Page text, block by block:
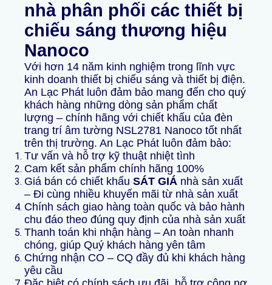
nhàphân phối các thiết bị
chiếu sáng thương hiệu
Nanoco
Với hơn 14 năm kinh nghiệm trong lĩnh vực
kinh doanh thiết bị chiếu sáng và thiết bị điện.
An Lạc Phát luôn đảm bảo mang đến cho quý
khách hàng những dòng sản phẩm chất
lượng – chính hãng với chiết khấu của đèn
trang trí âm tường NSL2781 Nanoco tốt nhất
trên thị trường. An Lạc Phát luôn đảm bảo:
Tư vấn và hỗ trợ kỹ thuật nhiệt tình
Cam kết sản phẩm chính hãng 100%
Giá bán có chiết khấu SÁT GIÁ nhà sản xuất
– Đi cùng nhiều khuyến mãi từ nhà sản xuất
Chính sách giao hàng toàn quốc và bảo hành
chu đáo theo đúng quy định của nhà sản xuất
Thanh toán khi nhận hàng – An toàn nhanh
chóng, giúp Quý khách hàng yên tâm
Chứng nhận CO – CQ đầy đủ khi khách hàng
yêu cầu